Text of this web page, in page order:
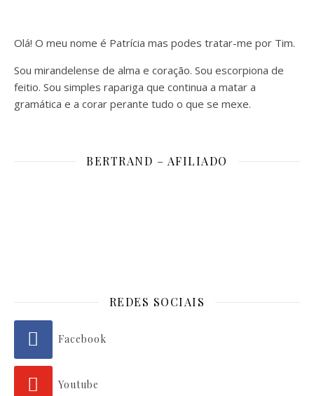
Olá! O meu nome é Patrícia mas podes tratar-me por Tim.
Sou mirandelense de alma e coração. Sou escorpiona de
feitio. Sou simples rapariga que continua a matar a
gramática e a corar perante tudo o que se mexe.
BERTRAND – AFILIADO
REDES SOCIAIS
Facebook
Youtube